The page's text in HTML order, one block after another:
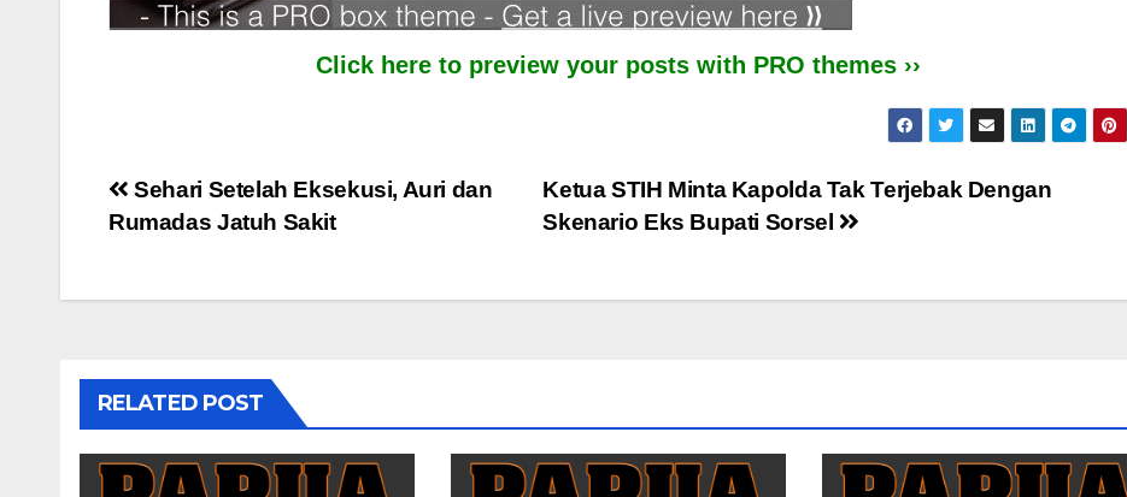
Click here to preview your posts with PRO themes ››
Post
Ketua STIH Minta Kapolda Tak Terjebak Dengan
Skenario Eks Bupati Sorsel
Sehari Setelah Eksekusi, Auri dan
Rumadas Jatuh Sakit
RELATED POST